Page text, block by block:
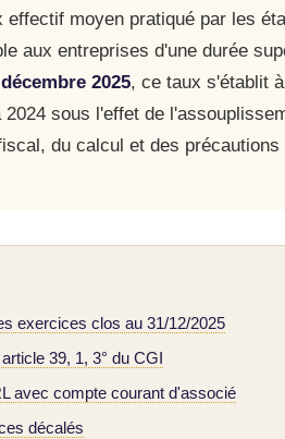
effectif moyen pratiqué par les
aux entreprises d'une durée
2025, ce taux s'établit
sous l'effet de
du calcul et des
exercices clos au 31/12/2025
39, 1, 3° du CGI
avec compte courant d'associé
décalés